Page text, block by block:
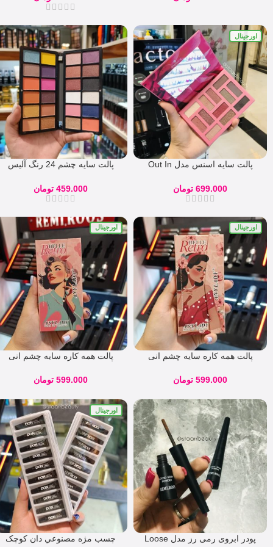
اورجینال
پالت سایه اسنس مدل Out In
699.000 تومان
پالت سایه چشم 24 رنگ آلیس
459.000 تومان
اورجینال
پالت همه کاره سایه چشم انی
599.000 تومان
اورجینال
پالت همه کاره سایه چشم انی
599.000 تومان
پودر ابروی رمی رز مدل Loose
اورجینال
چسب مژه مصنوعي دان کوچک